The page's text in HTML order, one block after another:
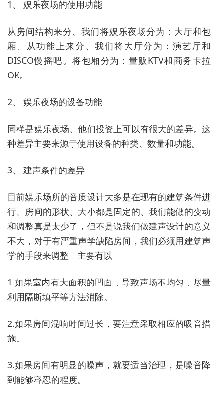
1、 娱乐夜场的使用功能
从房间结构来分、我们将娱乐夜场分为：大厅和包
厢、从功能上来分、我们将大厅分为：演艺厅和
DISCO慢摇吧。将包厢分为：量贩KTV和商务卡拉
OK。
2、 娱乐夜场的设备功能
同样是娱乐夜场、他们投资上可以有很大的差异。这
种差异主要来源于使用设备的种类、数量和功能。
3、 建声条件的差异
目前娱乐场所的音质设计大多是在现有的建筑条件进
行、房间的形状、大小都是固定的、我们能做的变动
和调整真是太少了，但不是说我们做建声设计的意义
不大，对于有严重声学缺陷房间，我们必须用建筑声
学的手段来调整，主要有以
1.如果室内有大面积的凹面，导致声场不均匀，尽量
利用隔断填平等方法消除。
2.如果房间混响时间过长，要注意采取相应的吸音措
施。
3.如果房间有明显的噪声，就要适当治理，是噪音降
到能够容忍的程度。